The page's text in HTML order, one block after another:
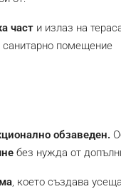
част и излаз на
санитарно помещение
обзаведен.
без нужда от
, което създава